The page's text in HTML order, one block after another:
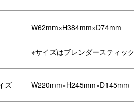
いマルチスティックブレンダー2を「
出産祝いにぴったりのギフトです。
W62mm×H384mm×D74mm
※サイズはブレンダースティッ
ズ W220mm×H245mm×D145mm